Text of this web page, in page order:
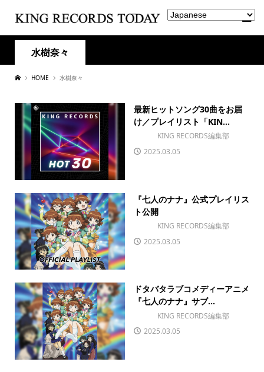
水樹奈々
HOME 水樹奈々
最新ヒットソング30曲をお届
け／プレイリスト「KIN...
KING RECORDS編集部
2025.03.05
『七人のナナ』公式プレイリス
ト公開
KING RECORDS編集部
2025.03.05
ドタバタラブコメディーアニメ
『七人のナナ』サブ...
KING RECORDS編集部
2025.03.05